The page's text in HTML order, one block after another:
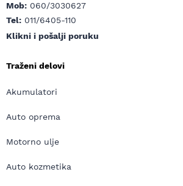
Mob: 060/3030627
Tel: 011/6405-110
Klikni i pošalji poruku
Traženi delovi
Akumulatori
Auto oprema
Motorno ulje
Auto kozmetika